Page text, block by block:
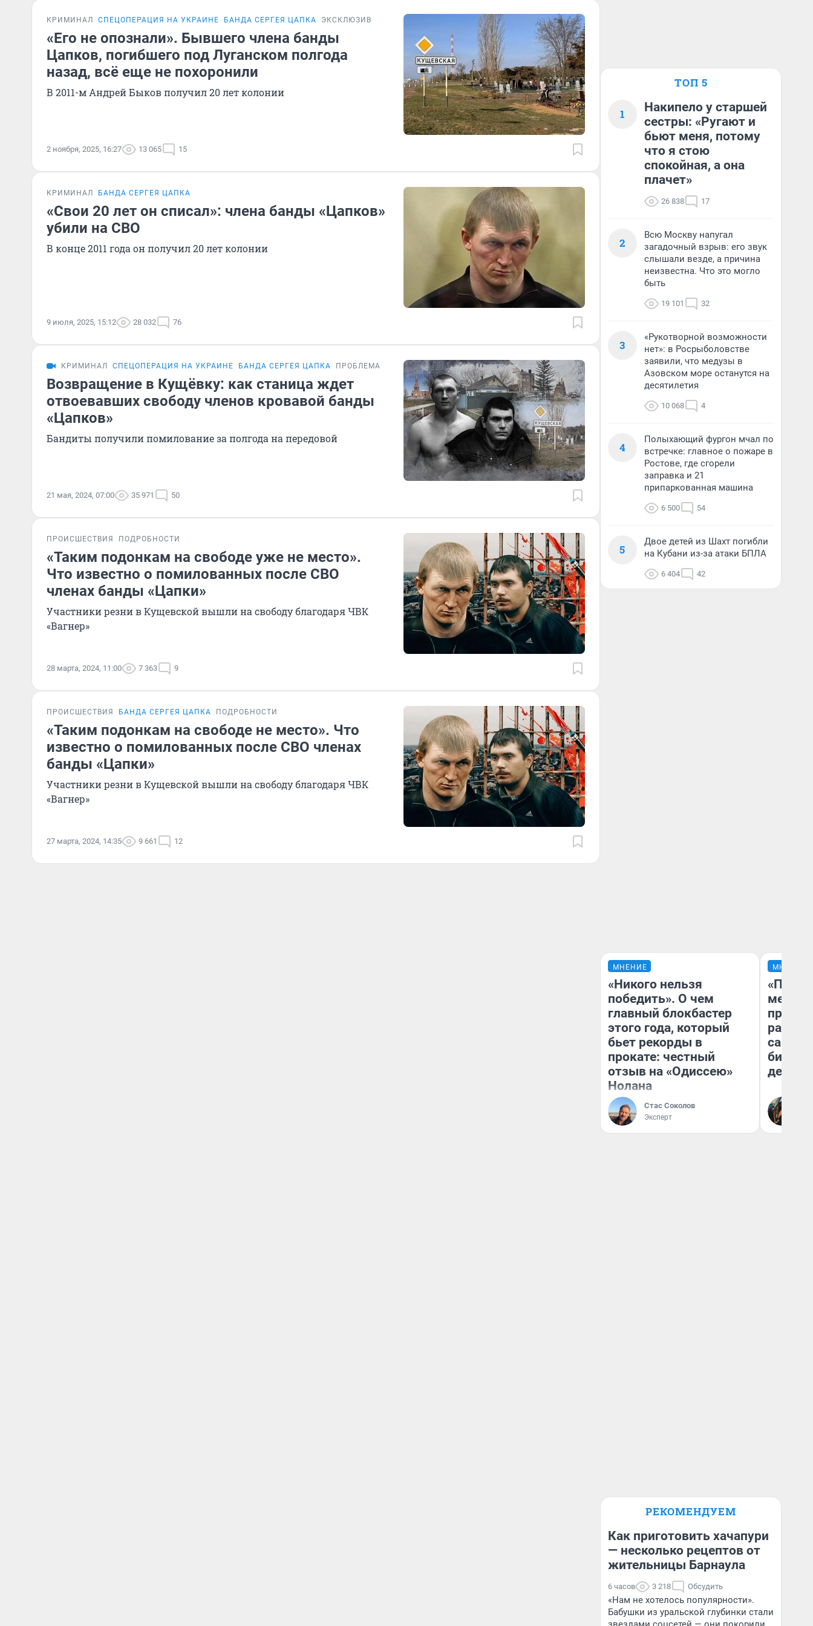
КРИМИНАЛ СПЕЦОПЕРАЦИЯ НА УКРАИНЕ БАНДА СЕРГЕЯ ЦАПКА ЭКСКЛЮЗИВ
«Его не опознали». Бывшего члена банды
Цапков, погибшего под Луганском полгода
назад, всё еще не похоронили
В 2011-м Андрей Быков получил 20 лет колонии
2 ноября, 2025, 16:27 13 065 15
КРИМИНАЛ БАНДА СЕРГЕЯ ЦАПКА
«Свои 20 лет он списал»: члена банды «Цапков»
убили на СВО
В конце 2011 года он получил 20 лет колонии
9 июля, 2025, 15:12 28 032 76
КРИМИНАЛ СПЕЦОПЕРАЦИЯ НА УКРАИНЕ БАНДА СЕРГЕЯ ЦАПКА ПРОБЛЕМА
Возвращение в Кущёвку: как станица ждет
отвоевавших свободу членов кровавой банды
«Цапков»
Бандиты получили помилование за полгода на передовой
21 мая, 2024, 07:00 35 971 50
ПРОИСШЕСТВИЯ ПОДРОБНОСТИ
«Таким подонкам на свободе уже не место».
Что известно о помилованных после СВО
членах банды «Цапки»
Участники резни в Кущевской вышли на свободу благодаря ЧВК
«Вагнер»
28 марта, 2024, 11:00 7 363 9
ПРОИСШЕСТВИЯ БАНДА СЕРГЕЯ ЦАПКА ПОДРОБНОСТИ
«Таким подонкам на свободе не место». Что
известно о помилованных после СВО членах
банды «Цапки»
Участники резни в Кущевской вышли на свободу благодаря ЧВК
«Вагнер»
27 марта, 2024, 14:35 9 661 12
ТОП 5
1
Накипело у старшей
сестры: «Ругают и
бьют меня, потому
что я стою
спокойная, а она
плачет»
26 838 17
2
Всю Москву напугал
загадочный взрыв: его звук
слышали везде, а причина
неизвестна. Что это могло
быть
19 101 32
3
«Рукотворной возможности
нет»: в Росрыболовстве
заявили, что медузы в
Азовском море останутся на
десятилетия
10 068 4
4
Полыхающий фургон мчал по
встречке: главное о пожаре в
Ростове, где сгорели
заправка и 21
припаркованная машина
6 500 54
5
Двое детей из Шахт погибли
на Кубани из-за атаки БПЛА
6 404 42
МНЕНИЕ
«Никого нельзя
победить». О чем
главный блокбастер
этого года, который
бьет рекорды в
прокате: честный
отзыв на «Одиссею»
Нолана
Стас Соколов
Эксперт
МНЕНИЕ
самом
РЕКОМЕНДУЕМ
Как приготовить хачапури
— несколько рецептов от
жительницы Барнаула
6 часов 3 218 Обсудить
«Нам не хотелось популярности».
Бабушки из уральской глубинки стали